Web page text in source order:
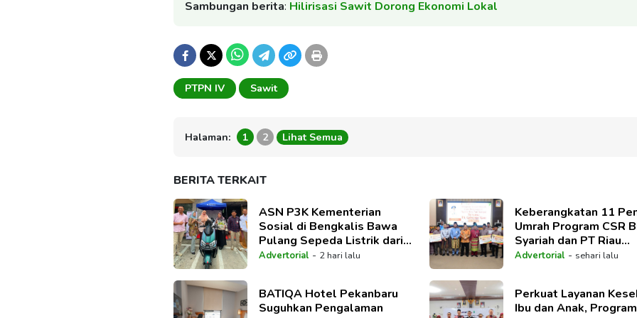
Sambungan berita: Hilirisasi Sawit Dorong Ekonomi Lokal
PTPN IV Sawit
Halaman: 1 2 Lihat Semua
BERITA TERKAIT
ASN P3K Kementerian
Sosial di Bengkalis Bawa
Pulang Sepeda Listrik dari
Program Bedelau BRK
Advertorial - 2 hari lalu
Keberangkatan 11
Umrah Program CSR
Syariah dan PT Riau
Petroleum Dilepas Plt
Advertorial - sehari lalu
BATIQA Hotel Pekanbaru
Suguhkan Pengalaman
Perkuat Layanan
Ibu dan Anak, Program